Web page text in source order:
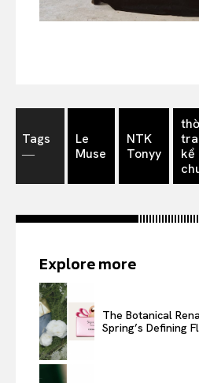
Tags
―
Le
Muse
NTK
Tonyy
kể
Explore more
The Botanical
Spring’s Defining